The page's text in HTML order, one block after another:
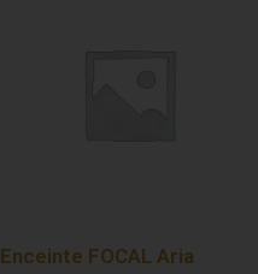
Enceinte FOCAL Aria